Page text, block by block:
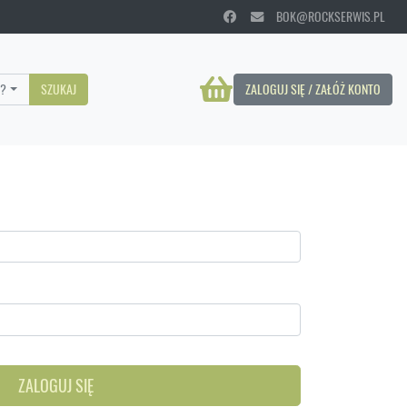
BOK@ROCKSERWIS.PL
ZALOGUJ SIĘ / ZAŁÓŻ KONTO
SZUKAJ
ZALOGUJ SIĘ